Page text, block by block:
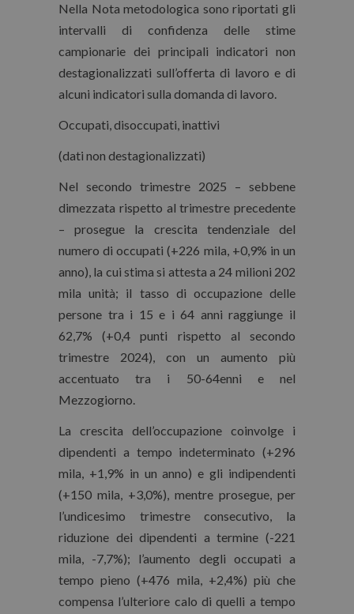
Nella Nota metodologica sono riportati gli
intervalli di confidenza delle stime
campionarie dei principali indicatori non
destagionalizzati sull’offerta di lavoro e di
alcuni indicatori sulla domanda di lavoro.
Occupati, disoccupati, inattivi
(dati non destagionalizzati)
Nel secondo trimestre 2025 – sebbene
dimezzata rispetto al trimestre precedente
– prosegue la crescita tendenziale del
numero di occupati (+226 mila, +0,9% in un
anno), la cui stima si attesta a 24 milioni 202
mila unità; il tasso di occupazione delle
persone tra i 15 e i 64 anni raggiunge il
62,7% (+0,4 punti rispetto al secondo
trimestre 2024), con un aumento più
accentuato tra i 50-64enni e nel
Mezzogiorno.
La crescita dell’occupazione coinvolge i
dipendenti a tempo indeterminato (+296
mila, +1,9% in un anno) e gli indipendenti
(+150 mila, +3,0%), mentre prosegue, per
l’undicesimo trimestre consecutivo, la
riduzione dei dipendenti a termine (-221
mila, -7,7%); l’aumento degli occupati a
tempo pieno (+476 mila, +2,4%) più che
compensa l’ulteriore calo di quelli a tempo